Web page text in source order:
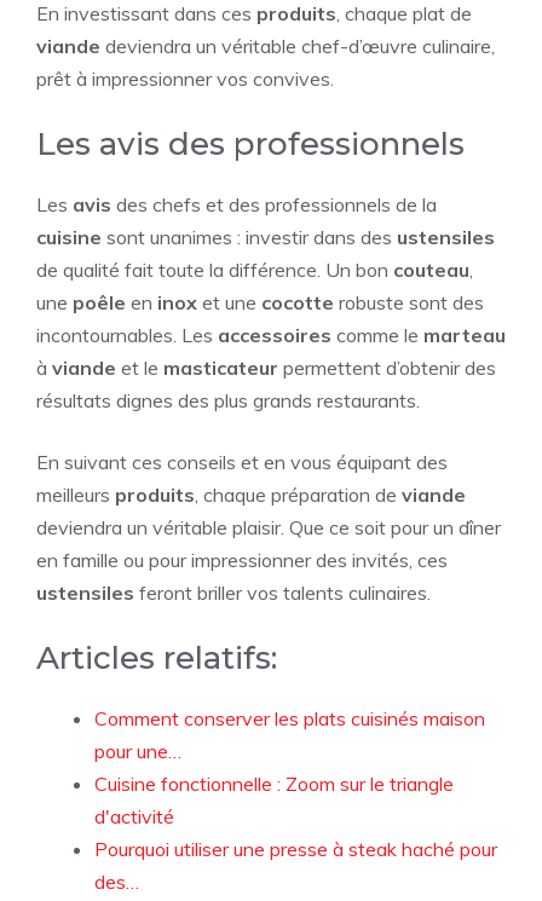
En investissant dans ces produits, chaque plat de
viande deviendra un véritable chef-d’œuvre culinaire,
prêt à impressionner vos convives.
Les avis des professionnels
Les avis des chefs et des professionnels de la
cuisine sont unanimes : investir dans des ustensiles
de qualité fait toute la différence. Un bon couteau,
une poêle en inox et une cocotte robuste sont des
incontournables. Les accessoires comme le marteau
à viande et le masticateur permettent d’obtenir des
résultats dignes des plus grands restaurants.
En suivant ces conseils et en vous équipant des
meilleurs produits, chaque préparation de viande
deviendra un véritable plaisir. Que ce soit pour un dîner
en famille ou pour impressionner des invités, ces
ustensiles feront briller vos talents culinaires.
Articles relatifs:
Comment conserver les plats cuisinés maison
pour une…
Cuisine fonctionnelle : Zoom sur le triangle
d'activité
Pourquoi utiliser une presse à steak haché pour
des…